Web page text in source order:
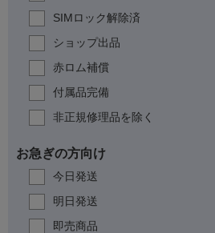
SIMロック解除済
ショップ出品
赤ロム補償
付属品完備
非正規修理品を除く
お急ぎの方向け
今日発送
明日発送
即売商品